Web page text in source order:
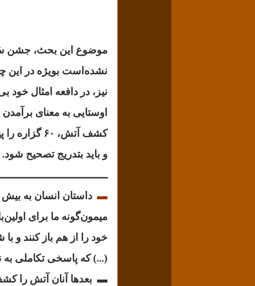
موضوع این بحث، جشن
نشده‌است بویژه در این
نیز، در دافعه امثال
اوستایی به معنای
کشف آتش،
و باید بتدریج تصحیح شود.
▬ داستان انسان به
میمون‌گونه ما برای
(...) که پاسخی تکاملی به
▬ بعدها آنان آتش را